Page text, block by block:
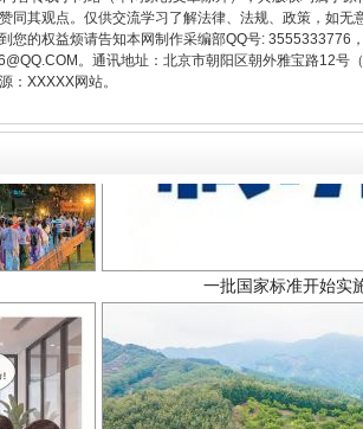
同其观点。仅供交流学习了解法律、法规、政策，如
您的权益烦请告知本网制作采编部QQ号:
。通讯地址：北京市朝阳区朝外雅宝路12号
：XXXXX网站。